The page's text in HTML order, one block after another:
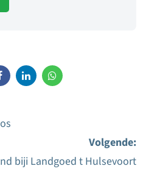
Volgende:
biji Landgoed t Hulsevoort